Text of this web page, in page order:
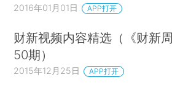
2016年01月01日 APP打开
财新视频内容精选（《财新
50期）
2015年12月25日 APP打开